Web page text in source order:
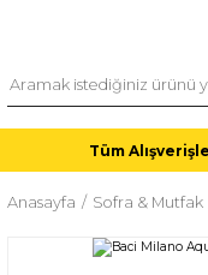
Tüm
Anasayfa Sofra & Mutfak